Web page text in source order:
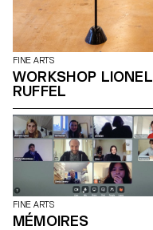
FINE ARTS
WORKSHOP LIONEL
RUFFEL
FINE ARTS
MÉMOIRES